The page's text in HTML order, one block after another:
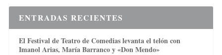
ENTRADAS RECIENTES
El Festival de Teatro de Comedias levanta el telón con
Imanol Arias, María Barranco y «Don Mendo»